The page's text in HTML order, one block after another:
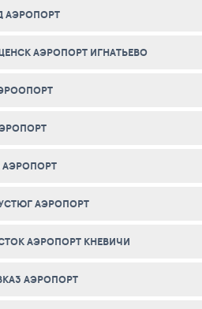
АЭРОПОРТ
АЭРОПОРТ ИГНАТЬЕВО
АЭРОПОРТ
АЭРОПОРТ
АЭРОПОРТ КНЕВИЧИ
АЭРОПОРТ